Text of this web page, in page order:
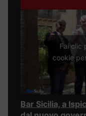
Fai clic
cookie
Bar Sicilia, a